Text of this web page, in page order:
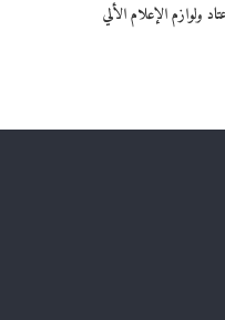
ولوازم الإعلام الألي